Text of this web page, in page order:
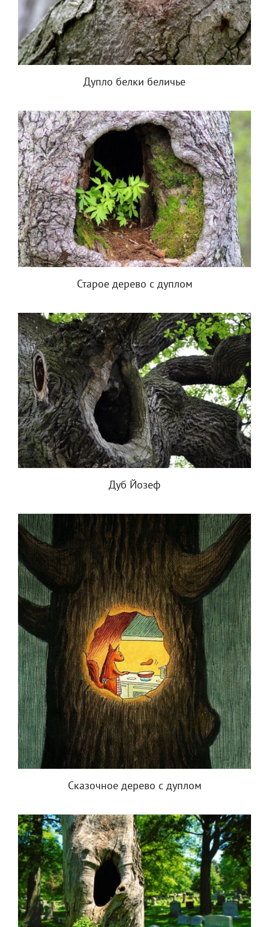
Дупло белки беличье
Старое дерево с дуплом
Дуб Йозеф
Сказочное дерево с дуплом